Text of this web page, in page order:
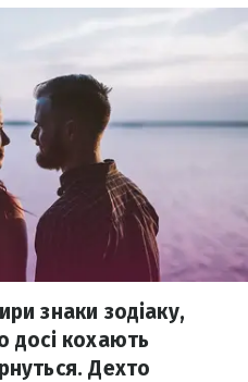
знаки зодіаку,
досі кохають
Дехто